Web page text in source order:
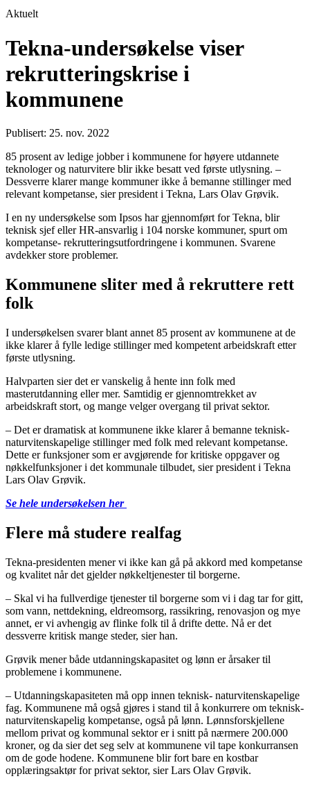
Aktuelt
Tekna-undersøkelse viser
rekrutteringskrise i
kommunene
Publisert: 25. nov. 2022
85 prosent av ledige jobber i kommunene for høyere utdannete
teknologer og naturvitere blir ikke besatt ved første utlysning. –
Dessverre klarer mange kommuner ikke å bemanne stillinger med
relevant kompetanse, sier president i Tekna, Lars Olav Grøvik.
I en ny undersøkelse som Ipsos har gjennomført for Tekna, blir
teknisk sjef eller HR-ansvarlig i 104 norske kommuner, spurt om
kompetanse- rekrutteringsutfordringene i kommunen. Svarene
avdekker store problemer.
Kommunene sliter med å rekruttere rett
folk
I undersøkelsen svarer blant annet 85 prosent av kommunene at de
ikke klarer å fylle ledige stillinger med kompetent arbeidskraft etter
første utlysning.
Halvparten sier det er vanskelig å hente inn folk med
masterutdanning eller mer. Samtidig er gjennomtrekket av
arbeidskraft stort, og mange velger overgang til privat sektor.
– Det er dramatisk at kommunene ikke klarer å bemanne teknisk-
naturvitenskapelige stillinger med folk med relevant kompetanse.
Dette er funksjoner som er avgjørende for kritiske oppgaver og
nøkkelfunksjoner i det kommunale tilbudet, sier president i Tekna
Lars Olav Grøvik.
Se hele undersøkelsen her
Flere må studere realfag
Tekna-presidenten mener vi ikke kan gå på akkord med kompetanse
og kvalitet når det gjelder nøkkeltjenester til borgerne.
– Skal vi ha fullverdige tjenester til borgerne som vi i dag tar for gitt,
som vann, nettdekning, eldreomsorg, rassikring, renovasjon og mye
annet, er vi avhengig av flinke folk til å drifte dette. Nå er det
dessverre kritisk mange steder, sier han.
Grøvik mener både utdanningskapasitet og lønn er årsaker til
problemene i kommunene.
– Utdanningskapasiteten må opp innen teknisk- naturvitenskapelige
fag. Kommunene må også gjøres i stand til å konkurrere om teknisk-
naturvitenskapelig kompetanse, også på lønn. Lønnsforskjellene
mellom privat og kommunal sektor er i snitt på nærmere 200.000
kroner, og da sier det seg selv at kommunene vil tape konkurransen
om de gode hodene. Kommunene blir fort bare en kostbar
opplæringsaktør for privat sektor, sier Lars Olav Grøvik.